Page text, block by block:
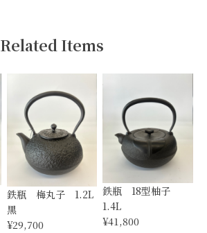
Related Items
鉄瓶 梅丸子 1.2L
黒
¥29,700
鉄瓶 18型柚子
1.4L
¥41,800